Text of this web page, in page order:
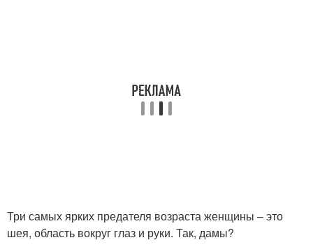
Три самых ярких предателя возраста женщины – это
шея, область вокруг глаз и руки. Так, дамы?